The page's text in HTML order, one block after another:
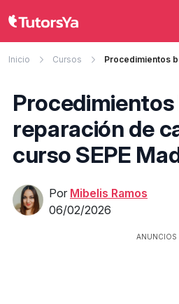
Inicio Cursos Procedimientos básicos en
Procedimientos
reparación de
curso SEPE
Por Mibelis Ramos
06/02/2026
ANUNCIOS